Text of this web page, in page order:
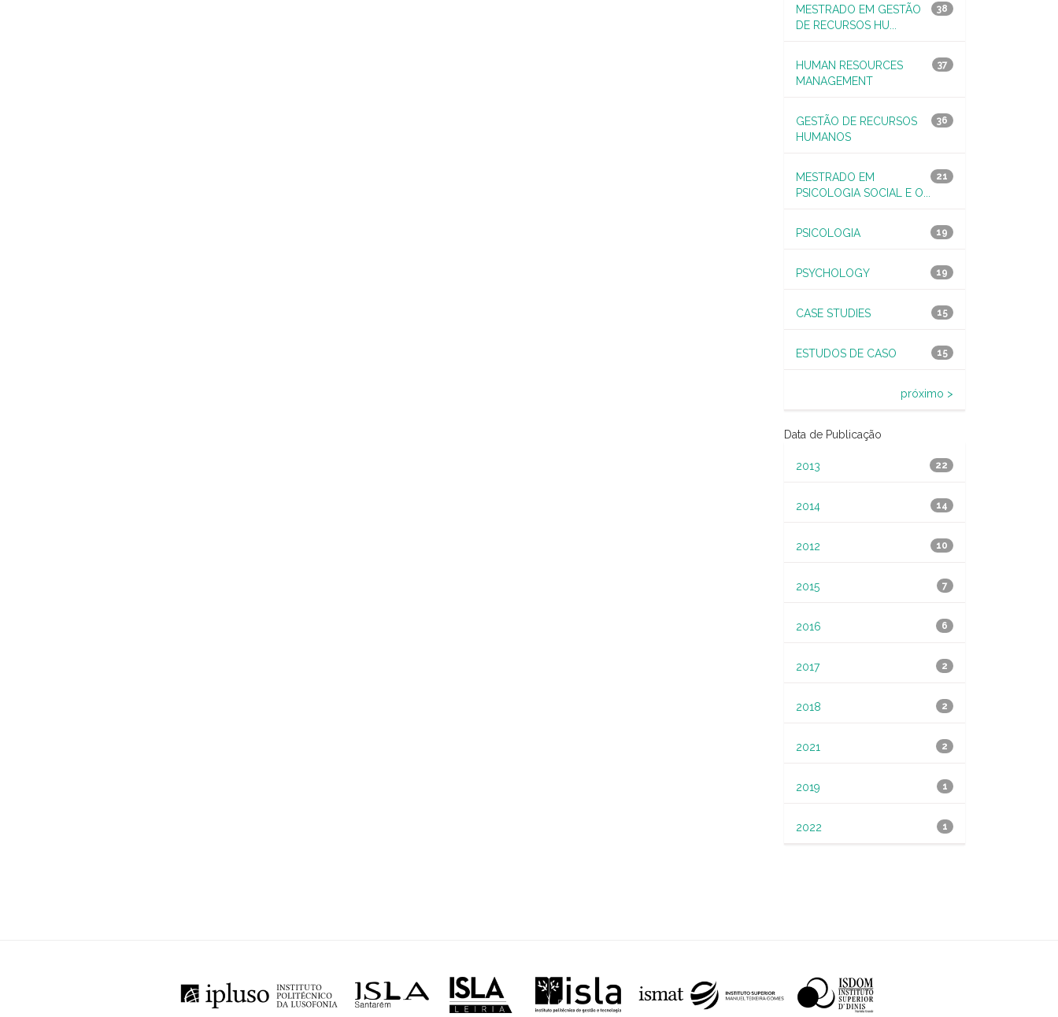
38
MESTRADO EM GESTÃO
DE RECURSOS HU...
37
HUMAN RESOURCES
MANAGEMENT
36
GESTÃO DE RECURSOS
HUMANOS
21
MESTRADO EM
PSICOLOGIA SOCIAL E O...
19
PSICOLOGIA
19
PSYCHOLOGY
15
CASE STUDIES
15
ESTUDOS DE CASO
próximo >
Data de Publicação
22
2013
14
2014
10
2012
7
2015
6
2016
2
2017
2
2018
2
2021
1
2019
1
2022